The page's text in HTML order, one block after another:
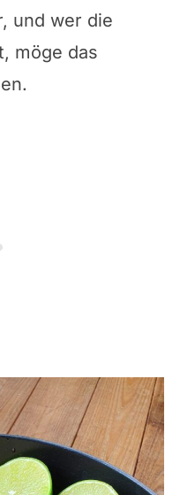
und wer die
möge das